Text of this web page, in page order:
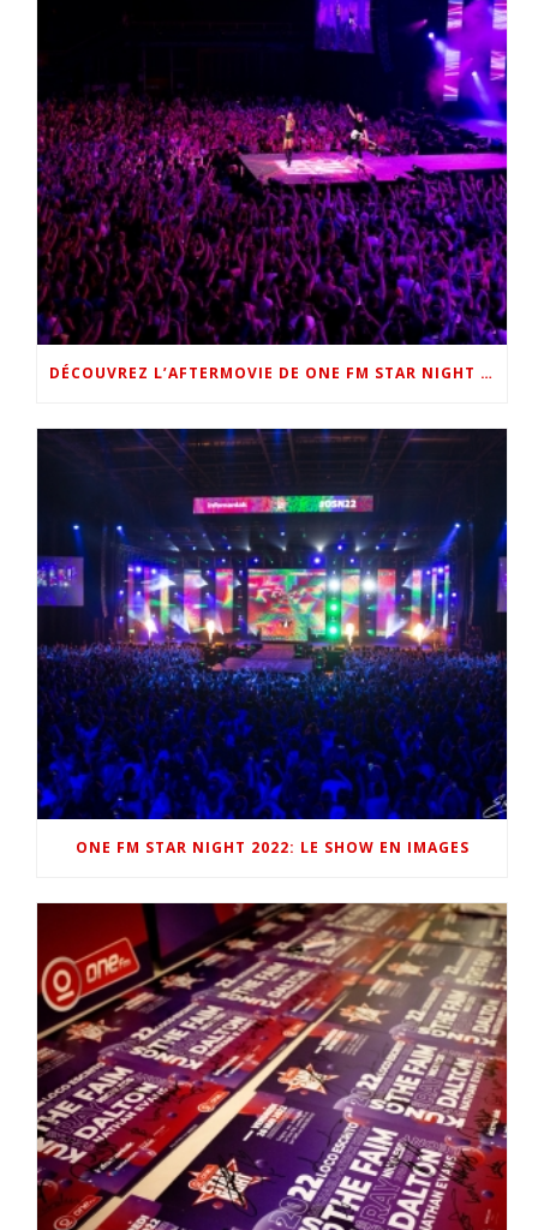
DÉCOUVREZ L’AFTERMOVIE DE ONE FM STAR NIGHT 2022 !
ONE FM STAR NIGHT 2022: LE SHOW EN IMAGES